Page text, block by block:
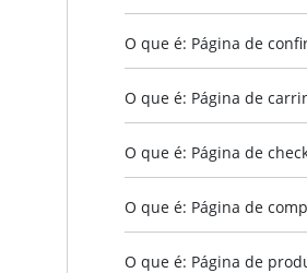
O que é: Página de
O que é: Página de
O que é: Página de
O que é: Página de
O que é: Página de